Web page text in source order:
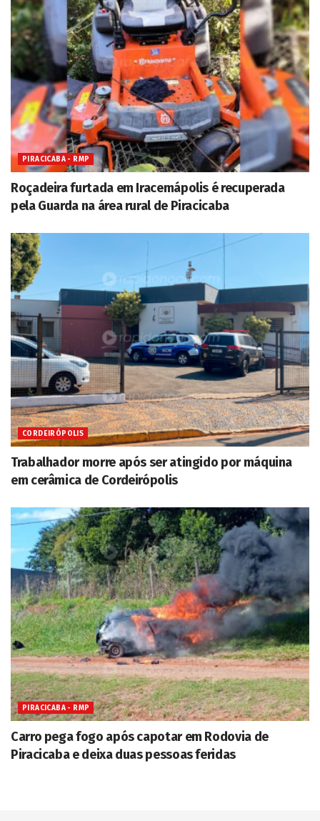
PIRACICABA - RMP
Roçadeira furtada em Iracemápolis é recuperada
pela Guarda na área rural de Piracicaba
CORDEIRÓPOLIS
Trabalhador morre após ser atingido por máquina
em cerâmica de Cordeirópolis
PIRACICABA - RMP
Carro pega fogo após capotar em Rodovia de
Piracicaba e deixa duas pessoas feridas